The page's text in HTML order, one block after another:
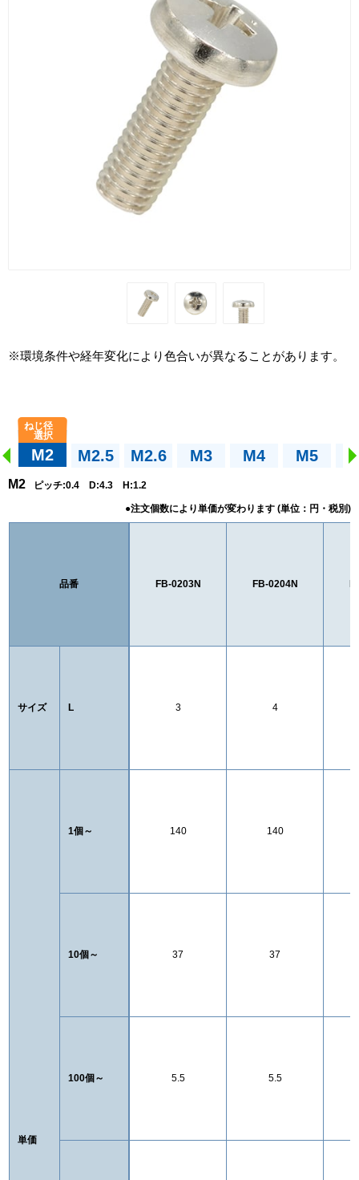
※環境条件や経年変化により色合いが異なることがあります。
M2 M2.5 M2.6 M3 M4 M5
M2 ピッチ:0.4 D:4.3 H:1.2
品番
サイズ L
単価
1個～
10個～
100個～
FB-0203N FB-0204N
3 4
140 140
37 37
5.5 5.5